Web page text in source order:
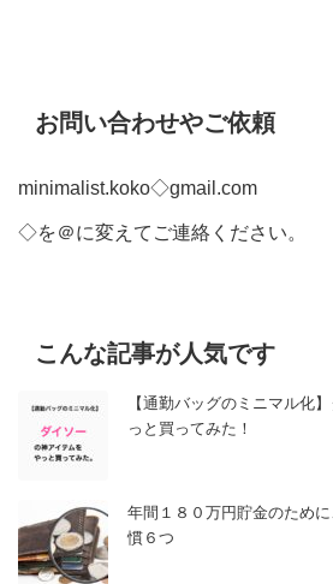
お問い合わせやご依頼
minimalist.koko◇gmail.com
◇を＠に変えてご連絡ください。
こんな記事が人気です
【通勤バッグのミニマル化
っと買ってみた！
年間１８０万円貯金のため
慣６つ